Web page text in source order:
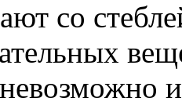
со